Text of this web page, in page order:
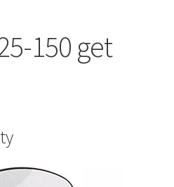
150 get